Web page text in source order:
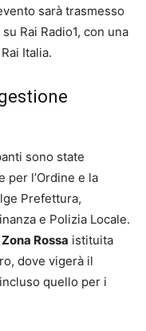
sarà trasmesso
Rai Radio1, con una
Italia.
sono state
per l’Ordine e la
Prefettura,
e Polizia Locale.
Zona Rossa istituita
dove vigerà il
quello per i